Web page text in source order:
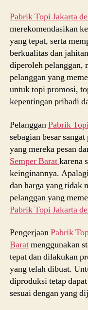
Pabrik Topi Jakarta
merekomendasikan
yang tepat, serta
berkualitas dan
diperoleh pelanggan,
pelanggan yang
untuk topi promosi,
kepentingan pribadi
PelangganPabrik
sebagian besar
yang mereka pesan
Semper Baratkarena
keinginannya.
dan harga yang tidak
pelanggan yang
Pabrik Topi Jakarta
PengerjaanPabrik
Baratmenggunakan
tepat dan dilakukan
yang telah dibuat.
diproduksi tetap
sesuai dengan yang